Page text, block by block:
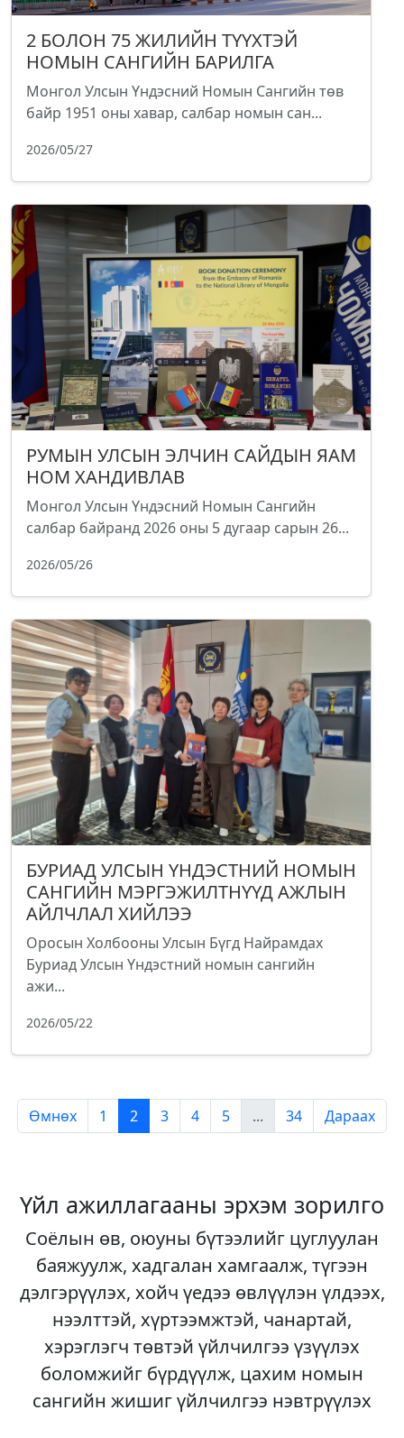
2 БОЛОН 75 ЖИЛИЙН ТҮҮХТЭЙ
НОМЫН САНГИЙН БАРИЛГА
Монгол Улсын Үндэсний Номын Сангийн төв
байр 1951 оны хавар, салбар номын сан...
2026/05/27
РУМЫН УЛСЫН ЭЛЧИН САЙДЫН ЯАМ
НОМ ХАНДИВЛАВ
Монгол Улсын Үндэсний Номын Сангийн
салбар байранд 2026 оны 5 дугаар сарын 26...
2026/05/26
БУРИАД УЛСЫН ҮНДЭСТНИЙ НОМЫН
САНГИЙН МЭРГЭЖИЛТНҮҮД АЖЛЫН
АЙЛЧЛАЛ ХИЙЛЭЭ
Оросын Холбооны Улсын Бүгд Найрамдах
Буриад Улсын Үндэстний номын сангийн
ажи...
2026/05/22
Өмнөх 1 2 3 4 5 ... 34 Дараах
Үйл ажиллагааны эрхэм зорилго
Соёлын өв, оюуны бүтээлийг цуглуулан
баяжуулж, хадгалан хамгаалж, түгээн
дэлгэрүүлэх, хойч үедээ өвлүүлэн үлдээх,
нээлттэй, хүртээмжтэй, чанартай,
хэрэглэгч төвтэй үйлчилгээ үзүүлэх
боломжийг бүрдүүлж, цахим номын
сангийн жишиг үйлчилгээ нэвтрүүлэх